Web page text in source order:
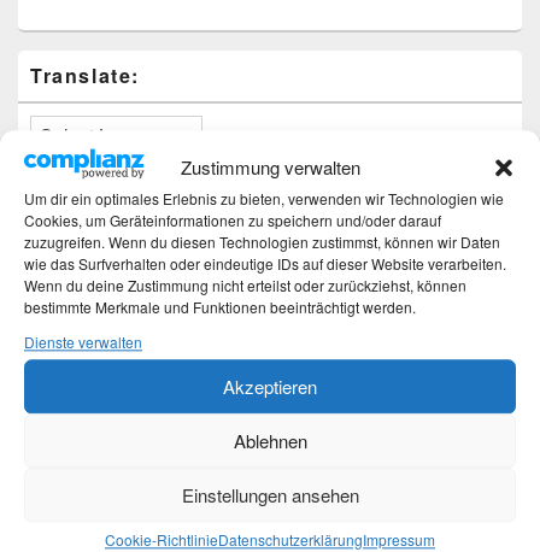
Zustimmung verwalten
Um dir ein optimales Erlebnis zu bieten, verwenden wir Technologien wie
Cookies, um Geräteinformationen zu speichern und/oder darauf
zuzugreifen. Wenn du diesen Technologien zustimmst, können wir Daten
wie das Surfverhalten oder eindeutige IDs auf dieser Website verarbeiten.
Wenn du deine Zustimmung nicht erteilst oder zurückziehst, können
bestimmte Merkmale und Funktionen beeinträchtigt werden.
Dienste verwalten
Akzeptieren
Ablehnen
Einstellungen ansehen
Cookie-RichtlinieDatenschutzerklärungImpressum
Translate:
Neueste Beiträge
Hochzeitstage und ihre Bedeutung
Sturz – Nachtrag
Sturz mit Folgen
Gibt es was Neues?
Älter werden